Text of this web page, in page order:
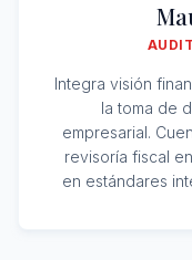
Integra visión
la toma de
empresarial.
revisoría fiscal
en estándares